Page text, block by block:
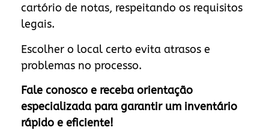
cartório de notas, respeitando os requisitos
legais.
Escolher o local certo evita atrasos e
problemas no processo.
Fale conosco e receba orientação
especializada para garantir um inventário
rápido e eficiente!